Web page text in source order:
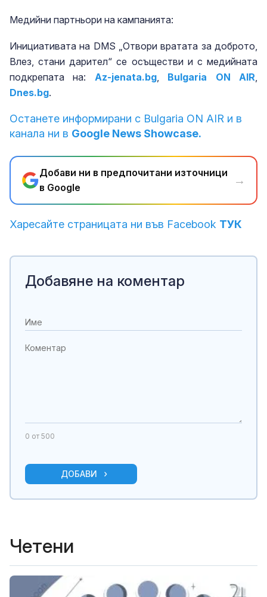
Медийни партньори на кампанията:
Инициативата на DMS „Отвори вратата за доброто,
Влез, стани дарител“ се осъществи и с медийната
подкрепата на: Az-jenata.bg, Bulgaria ON AIR,
Dnes.bg.
Останете информирани с Bulgaria ON AIR и в
канала ни в Google News Showcase.
Добави ни в предпочитани източници
в Google
→
Харесайте страницата ни във Facebook ТУК
Добавяне на коментар
0 от 500
ДОБАВИ
Четени